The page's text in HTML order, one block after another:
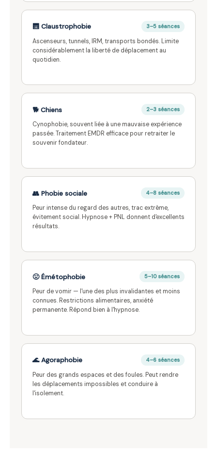
🛗 Claustrophobie 3–5 séances
Ascenseurs, tunnels, IRM, transports bondés. Limite
considérablement la liberté de déplacement au
quotidien.
🐕 Chiens 2–3 séances
Cynophobie, souvent liée à une mauvaise expérience
passée. Traitement EMDR efficace pour retraiter le
souvenir fondateur.
👥 Phobie sociale 4–8 séances
Peur intense du regard des autres, trac extrême,
évitement social. Hypnose + PNL donnent d'excellents
résultats.
🤢 Émétophobie 5–10 séances
Peur de vomir — l'une des plus invalidantes et moins
connues. Restrictions alimentaires, anxiété
permanente. Répond bien à l'hypnose.
🌊 Agoraphobie 4–6 séances
Peur des grands espaces et des foules. Peut rendre
les déplacements impossibles et conduire à
l'isolement.